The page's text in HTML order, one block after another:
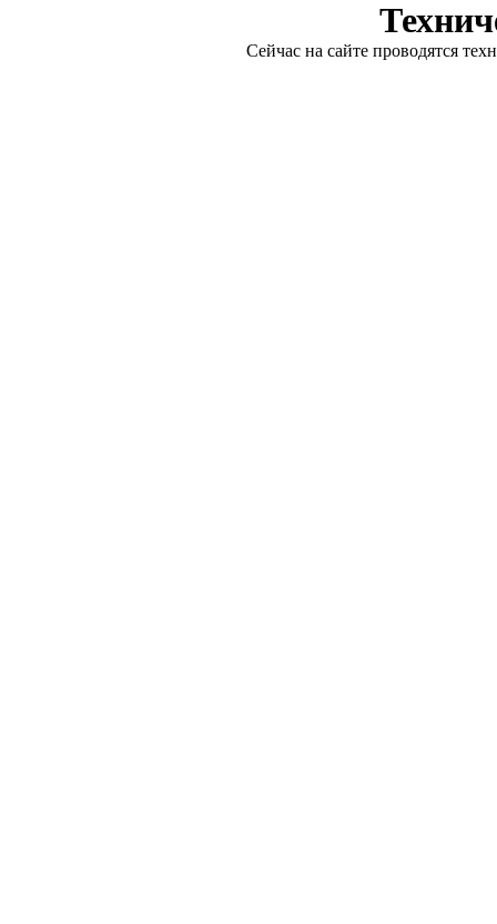
Сейчас на сайте проводятся